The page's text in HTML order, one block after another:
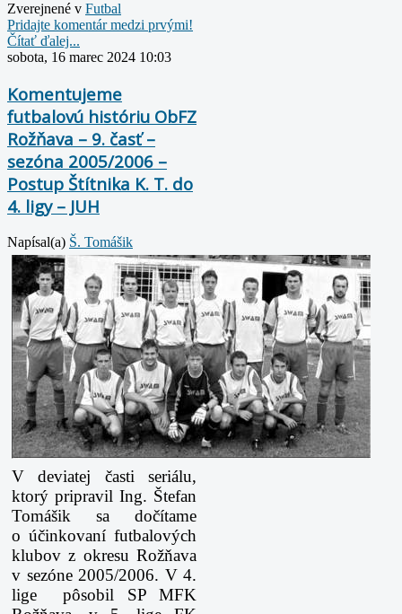
Zverejnené v Futbal
Pridajte komentár medzi prvými!
Čítať ďalej...
sobota, 16 marec 2024 10:03
Komentujeme
futbalovú históriu ObFZ
Rožňava – 9. časť –
sezóna 2005/2006 –
Postup Štítnika K. T. do
4. ligy – JUH
Napísal(a) Š. Tomášik
V deviatej časti seriálu,
ktorý pripravil Ing. Štefan
Tomášik sa dočítame
o účinkovaní futbalových
klubov z okresu Rožňava
v sezóne 2005/2006. V 4.
lige pôsobil SP MFK